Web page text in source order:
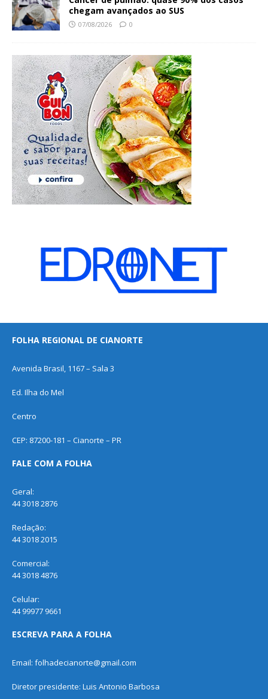
chegam avançados ao SUS
07/08/2026 0
FOLHA REGIONAL DE CIANORTE
Avenida Brasil, 1167 – Sala 3
Ed. Ilha do Mel
Centro
CEP: 87200-181 – Cianorte – PR
FALE COM A FOLHA
Geral:
44 3018 2876
Redação:
44 3018 2015
Comercial:
44 3018 4876
Celular:
44 99977 9661
ESCREVA PARA A FOLHA
Email: folhadecianorte@gmail.com
Diretor presidente: Luis Antonio Barbosa